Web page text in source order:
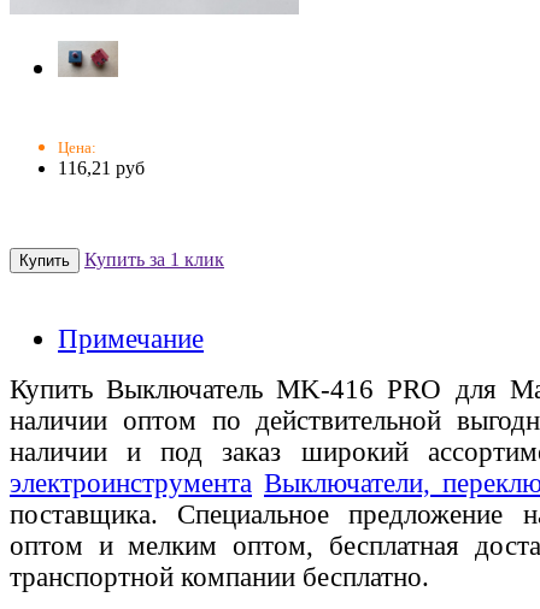
Цена:
116,21 руб
Купить за 1 клик
Примечание
Купить Выключатель MK-416 PRO для
наличии оптом по действительной
наличии и под заказ широкий
электроинструмента Выключатели,
поставщика. Специальное предложение
оптом и мелким оптом, бесплатная
транспортной компании бесплатно.